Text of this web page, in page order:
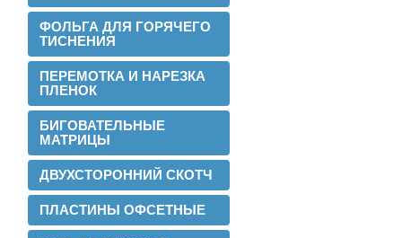
ФОЛЬГА ДЛЯ ГОРЯЧЕГО
ТИСНЕНИЯ
ПЕРЕМОТКА И НАРЕЗКА
ПЛЕНОК
БИГОВАТЕЛЬНЫЕ
МАТРИЦЫ
ДВУХСТОРОННИЙ СКОТЧ
ПЛАСТИНЫ ОФСЕТНЫЕ